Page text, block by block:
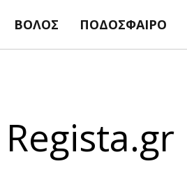
ΒΌΛΟΣ ΠΟΔΌΣΦΑΙΡΟ